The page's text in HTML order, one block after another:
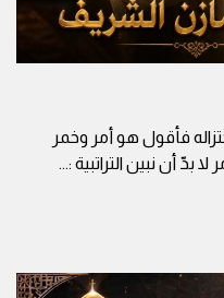
فأقول هو أمر وخمر
بدّ أن نبين التراتبية :...